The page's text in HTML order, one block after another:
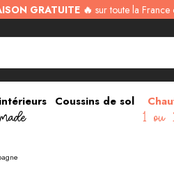
GRATUITE 🔥 sur toute la France
Coussins de sol 1 ou